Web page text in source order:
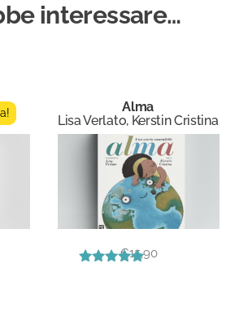
interessare…
Alma
Lisa Verlato, Kerstin Cristina
€15,90